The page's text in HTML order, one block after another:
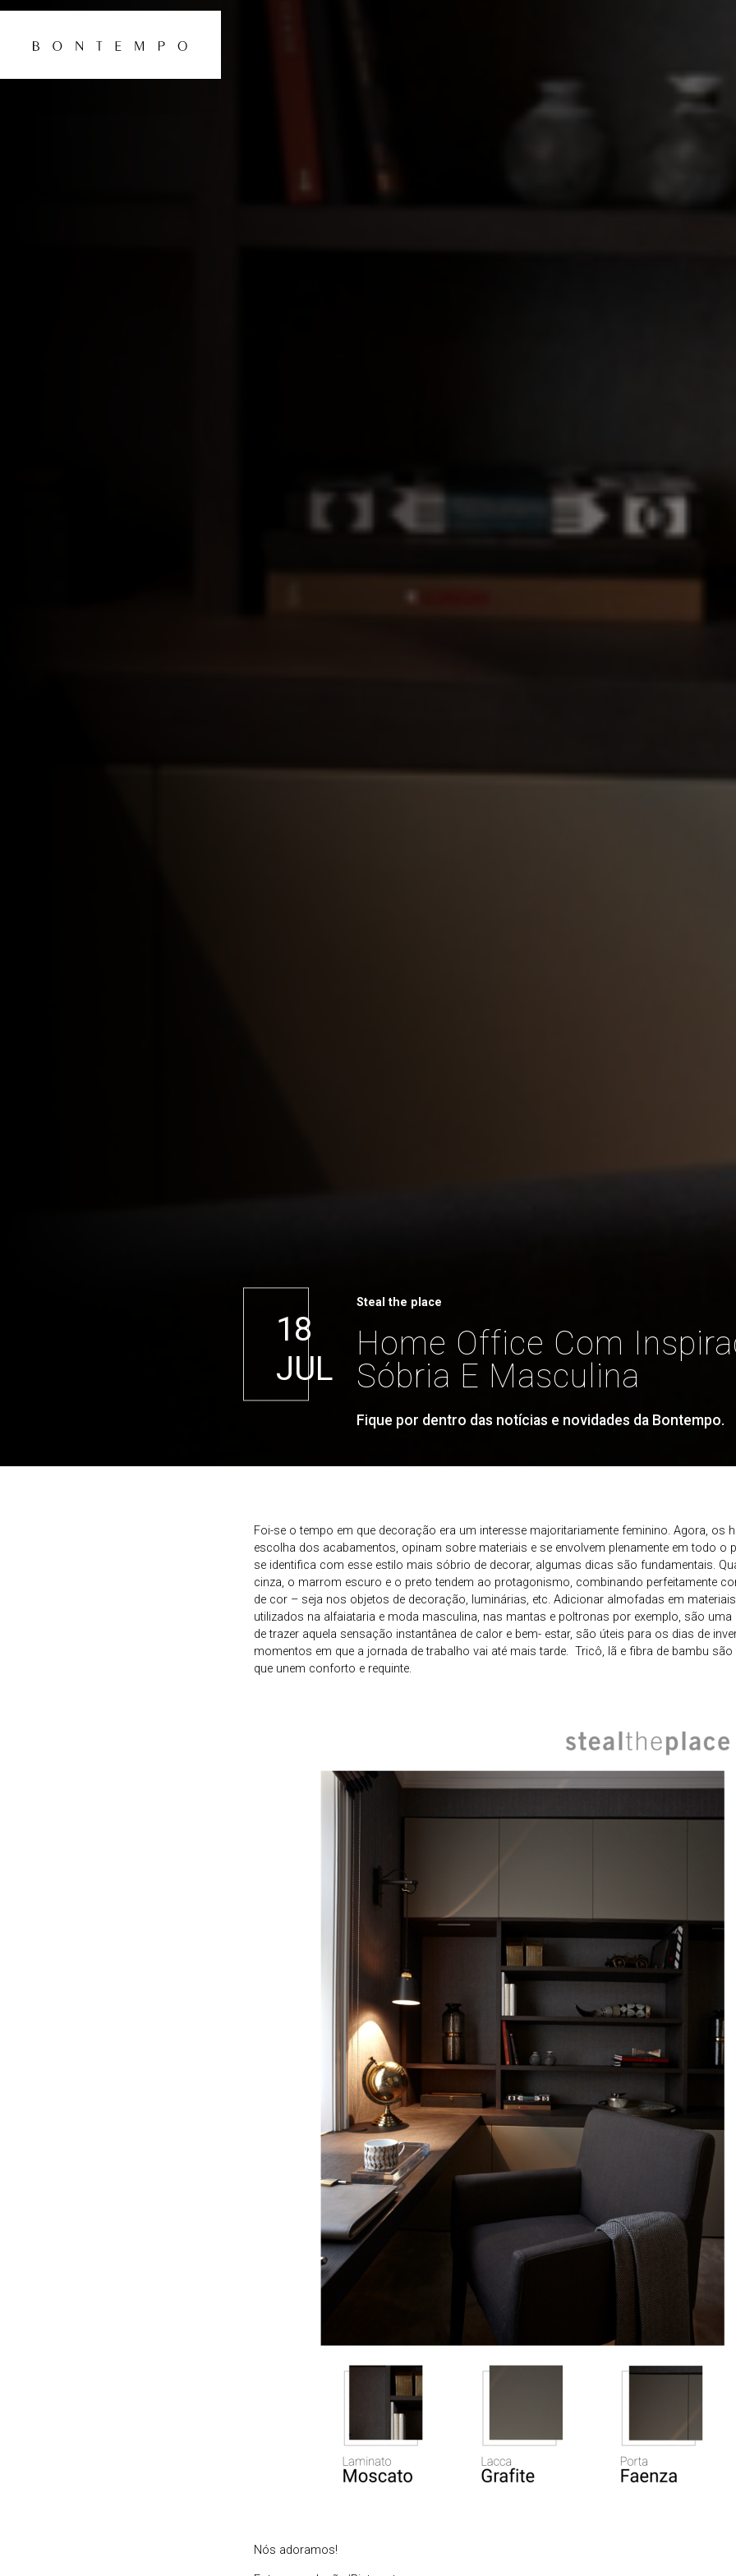
18
JUL
Steal the place
Home Office Com
Sóbria E Masculina
Fique por dentro das notícias e novidades da Bontempo.
Foi-se o tempo em que decoração era um interesse majoritariamente feminino. Agora, os
escolha dos acabamentos, opinam sobre materiais e se envolvem plenamente em todo o
se identifica com esse estilo mais sóbrio de decorar, algumas dicas são fundamentais.
cinza, o marrom escuro e o preto tendem ao protagonismo, combinando perfeitamente
de cor – seja nos objetos de decoração, luminárias, etc. Adicionar almofadas em
utilizados na alfaiataria e moda masculina, nas mantas e poltronas por exemplo, são uma
de trazer aquela sensação instantânea de calor e bem- estar, são úteis para os dias de
momentos em que a jornada de trabalho vai até mais tarde. Tricô, lã e fibra de bambu
que unem conforto e requinte.
Nós adoramos!